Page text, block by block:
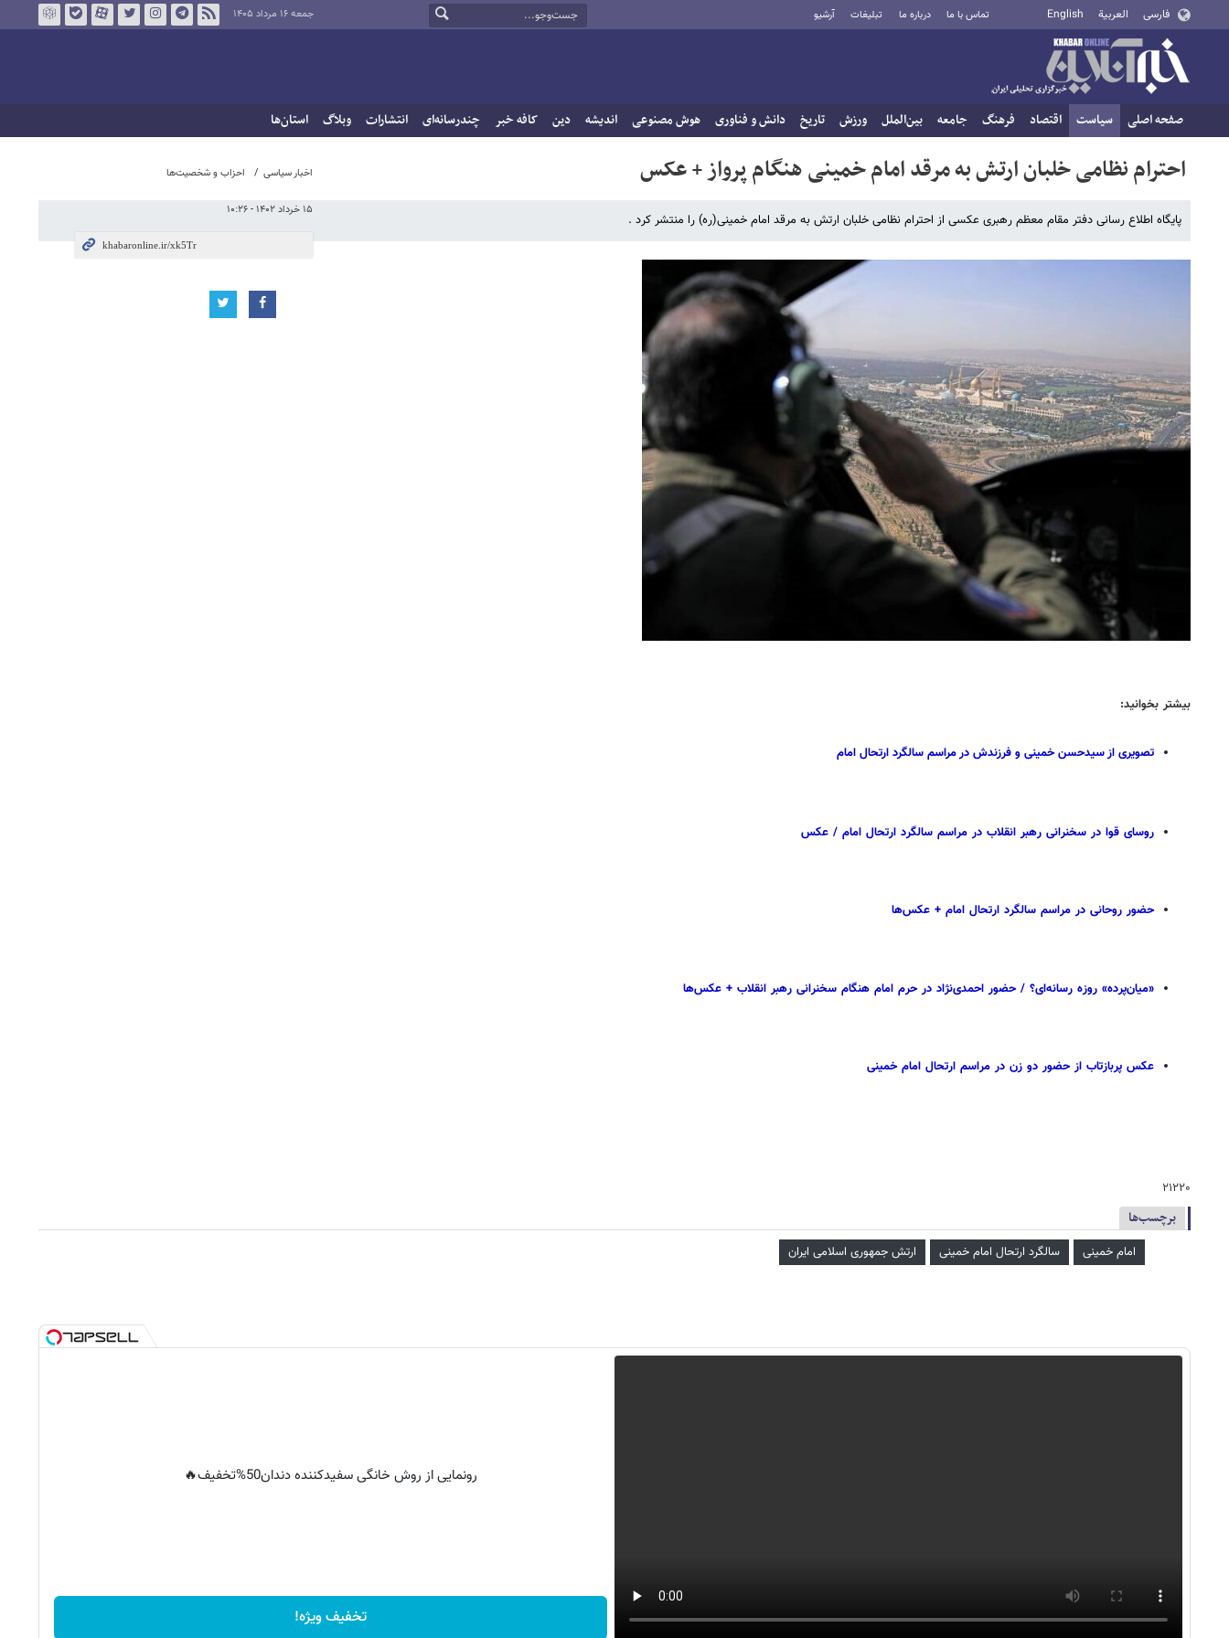
فارسی العربية English تماس با ما درباره ما تبلیغات آرشیو جمعه ۱۶ مرداد ۱۴۰۵
صفحه اصلی سیاست اقتصاد فرهنگ جامعه بین‌الملل ورزش تاریخ دانش و فناوری هوش مصنوعی اندیشه دین کافه خبر چندرسانه‌ای انتشارات وبلاگ استان‌ها
اخبار سیاسی احزاب و شخصیت‌ها
۱۵ خرداد ۱۴۰۲ - ۱۰:۲۶
احترام نظامی خلبان ارتش به مرقد امام خمینی هنگام پرواز + عکس
پایگاه اطلاع رسانی دفتر مقام معظم رهبری عکسی از احترام نظامی خلبان ارتش به مرقد امام خمینی(ره) را منتشر کرد .
بیشتر بخوانید:
تصویری از سیدحسن خمینی و فرزندش در مراسم سالگرد ارتحال امام
روسای قوا در سخنرانی رهبر انقلاب در مراسم سالگرد ارتحال امام / عکس
حضور روحانی در مراسم سالگرد ارتحال امام + عکس‌ها
«میان‌پرده» روزه رسانه‌ای؟ / حضور احمدی‌نژاد در حرم امام هنگام سخنرانی رهبر انقلاب + عکس‌ها
عکس پربازتاب از حضور دو زن در مراسم ارتحال امام خمینی
۲۱۲۲۰
برچسب‌ها
امام خمینی سالگرد ارتحال امام خمینی ارتش جمهوری اسلامی ایران
رونمایی از روش خانگی سفیدکننده دندان50%تخفیف🔥
تخفیف ویژه!